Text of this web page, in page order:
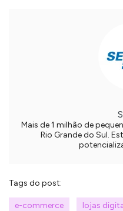
Mais de 1 milhão de
Rio Grande do Sul.
Tags do post:
e-commerce lojas